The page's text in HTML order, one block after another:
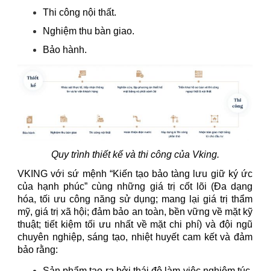
Thi công nội thất.
Nghiệm thu bàn giao.
Bảo hành.
Quy trình thiết kế và thi công của Vking.
VKING với sứ mệnh “Kiến tạo bảo tàng lưu giữ ký ức
của hạnh phúc” cùng những giá trị cốt lõi (Đa dạng
hóa, tối ưu công năng sử dụng; mang lại giá trị thẩm
mỹ, giá trị xã hội; đảm bảo an toàn, bền vững về mặt kỹ
thuật; tiết kiệm tối ưu nhất về mặt chi phí) và đội ngũ
chuyên nghiệp, sáng tạo, nhiệt huyết cam kết và đảm
bảo rằng: